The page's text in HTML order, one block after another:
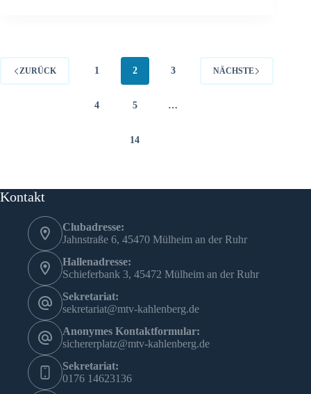
ZURÜCK 1 2 3
4 5 …
14
NÄCHSTE
Kontakt
Clubadresse:
Jahnstraße 6, 45470 Mülheim an der Ruhr
Hallenadresse:
Schieferbank 3, 45472 Mülheim an der Ruhr
Sekretariat:
sekretariat@mtv-kahlenberg.de
Anonymes Kontaktformular:
sichererplatz@mtv-kahlenberg.de
Sekretariat:
0176 14623136